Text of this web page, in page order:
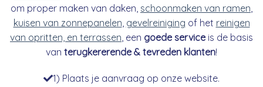
om proper maken van daken, schoonmaken van ramen
kuisen van zonnepanelen gevelreiniging of het reinigen
van opritten, en terrassen , een goede serviceis de basis
van terugkererende & tevreden klanten!
1) Plaats je aanvraag op onze website.